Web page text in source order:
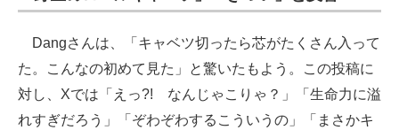
Dangさんは、「キャベツ切ったら芯がたくさん入って
た。こんなの初めて見た」と驚いたもよう。この投稿に
対し、Xでは「えっ?! なんじゃこりゃ？」「生命力に溢
れすぎだろう」「ぞわぞわするこういうの」「まさかキ